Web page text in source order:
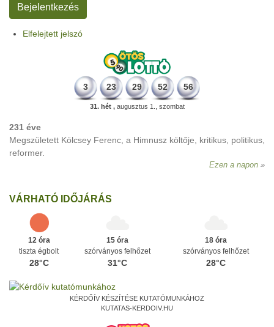
Elfelejtett jelszó
3 23 29 52 56
31. hét ,augusztus 1., szombat
231 éve
Megszületett Kölcsey Ferenc, a Himnusz költője, kritikus, politikus,
reformer.
Ezen a napon
VÁRHATÓ IDŐJÁRÁS
12 óra
tiszta égbolt
28°C
15 óra
szórványos felhőzet
31°C
18 óra
szórványos felhőzet
28°C
KÉRDŐÍV KÉSZÍTÉSE KUTATÓMUNKÁHOZ
KUTATAS-KERDOIV.HU